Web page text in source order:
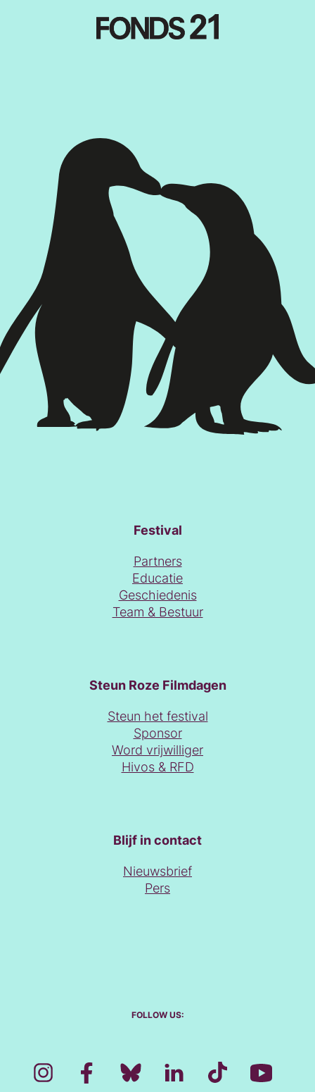
Festival
Partners
Educatie
Geschiedenis
Team & Bestuur
Steun Roze Filmdagen
Steun het festival
Sponsor
Word vrijwilliger
Hivos & RFD
Blijf in contact
Nieuwsbrief
Pers
FOLLOW US: